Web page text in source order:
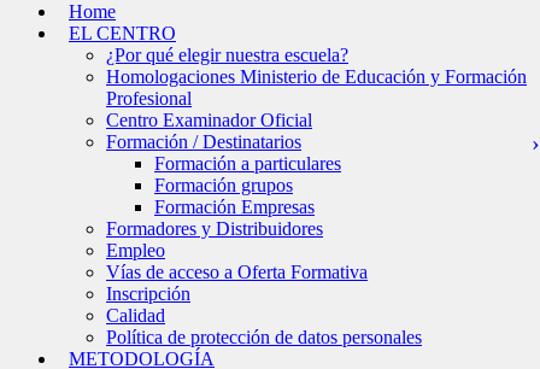
Home
EL CENTRO
¿Por qué elegir nuestra escuela?
Homologaciones Ministerio de Educación y Formación
Profesional
Centro Examinador Oficial
Formación / Destinatarios
Formación a particulares
Formación grupos
Formación Empresas
Formadores y Distribuidores
Empleo
Vías de acceso a Oferta Formativa
Inscripción
Calidad
Política de protección de datos personales
METODOLOGÍA